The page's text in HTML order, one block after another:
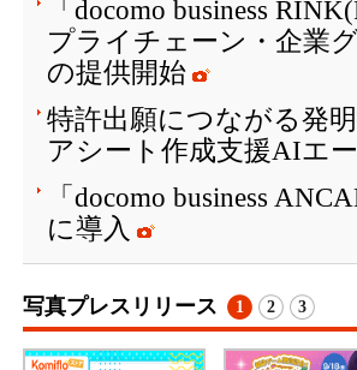
「docomo business
プライチェーン・企業
の提供開始
特許出願につながる発
アシート作成支援AIエ
「docomo business
に導入
写真プレスリリース 1 2 3